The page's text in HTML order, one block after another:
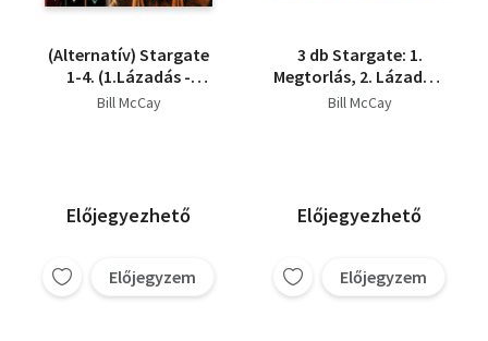
(Alternatív) Stargate
1-4. (1.Lázadás -
2.Megtorlás - 3.Bosszú
Bill McCay
Előjegyezhető
Előjegyzem
3 db Stargate: 1.
Megtorlás, 2. Lázadás,
3.Bosszú
Bill McCay
Előjegyezhető
Előjegyzem